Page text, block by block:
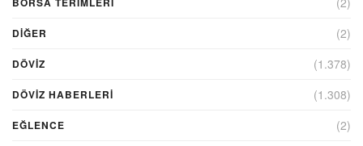
DIĞER (2)
DÖVİZ (1.378)
DÖVIZ HABERLERI (1.308)
EĞLENCE (2)